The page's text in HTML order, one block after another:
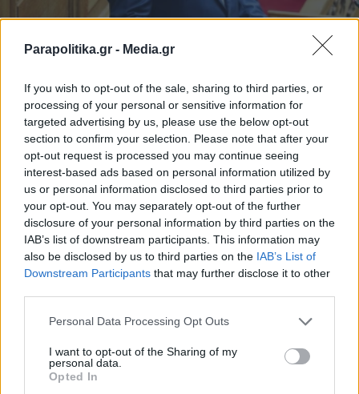
Parapolitika.gr - Media.gr
If you wish to opt-out of the sale, sharing to third parties, or
processing of your personal or sensitive information for
targeted advertising by us, please use the below opt-out
section to confirm your selection. Please note that after your
opt-out request is processed you may continue seeing
interest-based ads based on personal information utilized by
us or personal information disclosed to third parties prior to
your opt-out. You may separately opt-out of the further
disclosure of your personal information by third parties on the
IAB’s list of downstream participants. This information may
also be disclosed by us to third parties on the IAB’s List of
Downstream Participants that may further disclose it to other
Personal Data Processing Opt Outs
I want to opt-out of the Sharing of my
personal data.
Opted In
SECRET 26.05.2025 20:14
Οι διεργασίες των αποζημιώσεων στη
Θεσσαλία, τα πολιτικά σενάρια ενόψει
εκλογών στη Λάρισα και οι γκρίνιες για
την κατεδάφιση του Αρχαίου Θεάτρου
Εγγραφή στο newsletter
Αποδέχομαι τους